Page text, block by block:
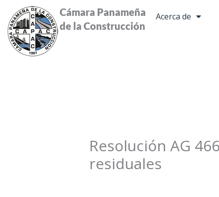
contenido
Cámara Panameña
de la Construcción
Acerca de
Resolución AG
residuales